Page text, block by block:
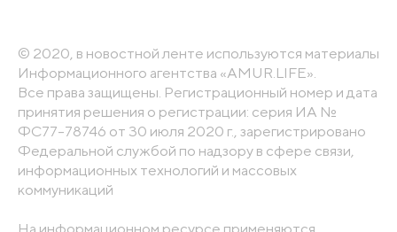
© 2020, в новостной ленте используются материалы
Информационного агентства «AMUR.LIFE».
Все права защищены. Регистрационный номер и дата
принятия решения о регистрации: серия ИА №
ФС77-78746 от 30 июля 2020 г., зарегистрировано
Федеральной службой по надзору в сфере связи,
информационных технологий и массовых
коммуникаций
На информационном ресурсе применяются